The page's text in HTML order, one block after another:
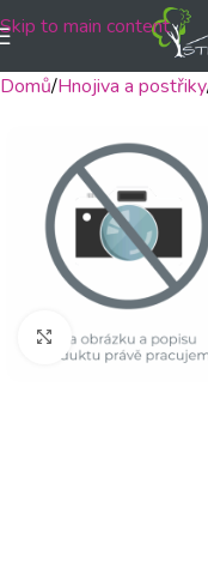
Skip to main content
Domů Hnojiva a postřiky
Klikněte pro